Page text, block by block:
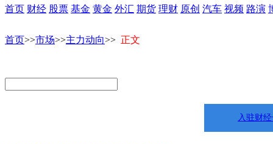
首页 财经 股票 基金 黄金 外汇 期货 理财 原创 汽车 视频 路演
首页>>市场>>主力动向>> 正文
入驻财